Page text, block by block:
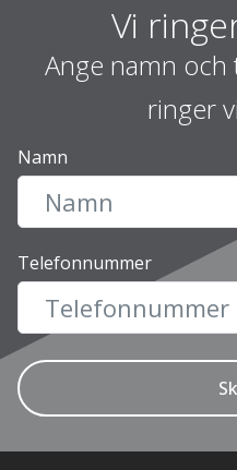
Vi
Ange namn
ringer
Namn
Telefonnummer